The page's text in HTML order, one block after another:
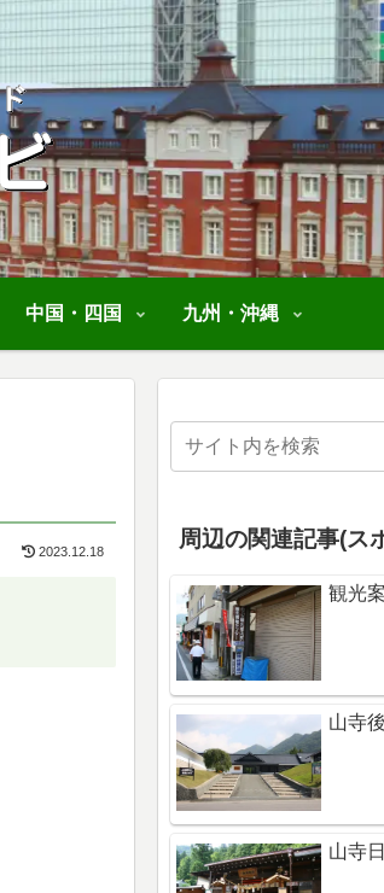
中国・四国 九州・沖縄
2023.12.18 周辺の関連記事(ス
観光
山寺
山寺